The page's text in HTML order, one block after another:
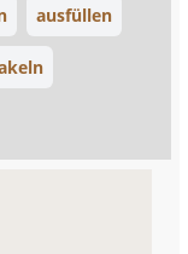
ausfüllen